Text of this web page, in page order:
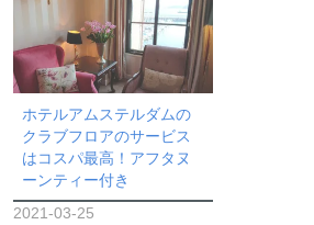
ウ
で
開
き
ま
す
)
ホテルアムステルダムの
クラブフロアのサービス
はコスパ最高！アフタヌ
ーンティー付き
2021-03-25